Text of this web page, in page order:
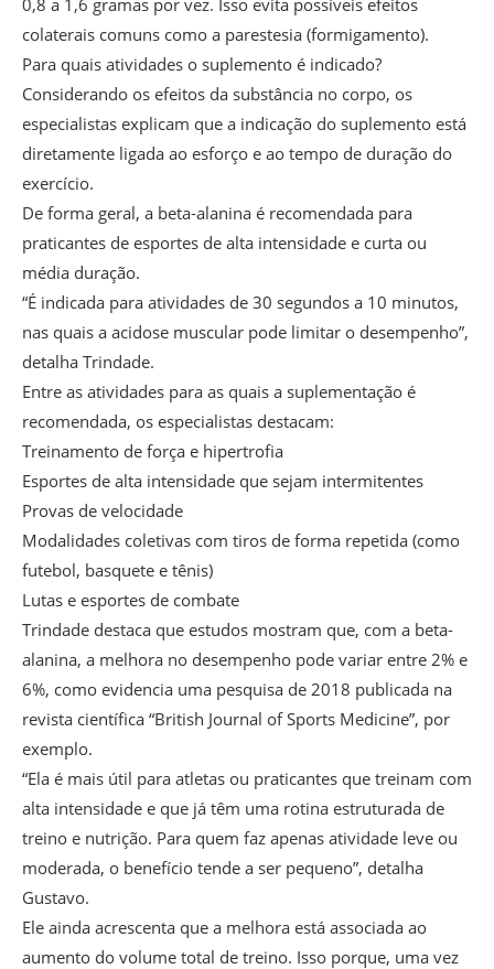
colaterais comuns como a parestesia (formigamento).
Para quais atividades o suplemento é indicado?
Considerando os efeitos da substância no corpo, os
especialistas explicam que a indicação do suplemento está
diretamente ligada ao esforço e ao tempo de duração do
exercício.
De forma geral, a beta-alanina é recomendada para
praticantes de esportes de alta intensidade e curta ou
média duração.
“É indicada para atividades de 30 segundos a 10 minutos,
nas quais a acidose muscular pode limitar o desempenho”,
detalha Trindade.
Entre as atividades para as quais a suplementação é
recomendada, os especialistas destacam:
Treinamento de força e hipertrofia
Esportes de alta intensidade que sejam intermitentes
Provas de velocidade
Modalidades coletivas com tiros de forma repetida (como
futebol, basquete e tênis)
Lutas e esportes de combate
Trindade destaca que estudos mostram que, com a beta-
alanina, a melhora no desempenho pode variar entre 2% e
6%, como evidencia uma pesquisa de 2018 publicada na
revista científica “British Journal of Sports Medicine”, por
exemplo.
“Ela é mais útil para atletas ou praticantes que treinam com
alta intensidade e que já têm uma rotina estruturada de
treino e nutrição. Para quem faz apenas atividade leve ou
moderada, o benefício tende a ser pequeno”, detalha
Gustavo.
Ele ainda acrescenta que a melhora está associada ao
aumento do volume total de treino. Isso porque, uma vez